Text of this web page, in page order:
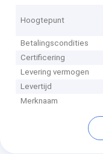
Hoogtepunt
Betalingscondities
Certificering
Levering vermogen
Levertijd
Merknaam